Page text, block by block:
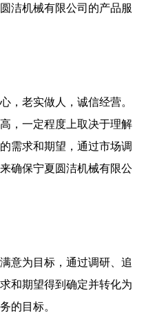
洁机械有限公司的产品服
，老实做人，诚信经营。
，一定程度上取决于理解
需求和期望，通过市场调
确保宁夏圆洁机械有限公
意为目标，通过调研、追
和期望得到确定并转化为
的目标。